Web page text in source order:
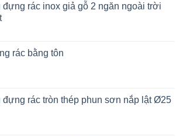
đựng rác inox giả gỗ 2 ngăn ngoài trời
rác bằng tôn
đựng rác tròn thép phun sơn nắp lật Ø25